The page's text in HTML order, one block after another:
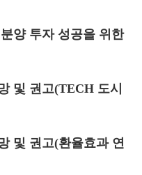
양 투자 성공을 위한
및 권고(TECH 도시
및 권고(환율효과 연